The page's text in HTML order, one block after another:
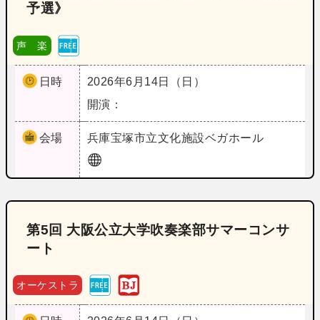
予選》
声 楽
日時
2026年6月14日（日）
開演：
会場 兵庫宝塚市立文化施設ベガホール
第5回 大阪公立大学吹奏楽部サマーコンサ
ート
オーケストラ